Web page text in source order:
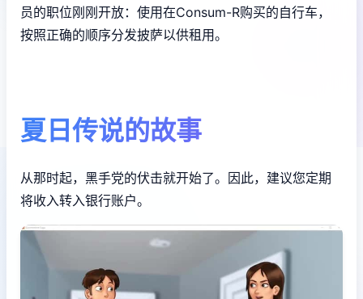
员的职位刚刚开放：使用在Consum-R购买的自行车，
按照正确的顺序分发披萨以供租用。
夏日传说的故事
从那时起，黑手党的伏击就开始了。因此，建议您定期
将收入转入银行账户。